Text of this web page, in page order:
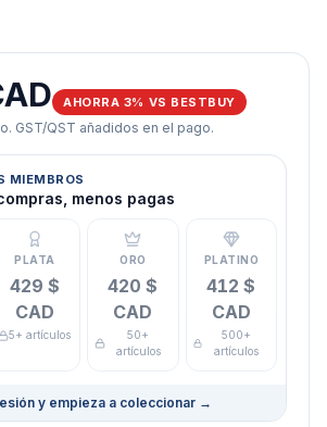
AHORRA 3% VS BESTBUY
GST/QST añadidos en el pago.
MIEMBROS
menos pagas
PLATA
429 $
CAD
5+ artículos
ORO
420 $
CAD
50+
artículos
PLATINO
412 $
CAD
500+
artículos
y empieza a coleccionar →